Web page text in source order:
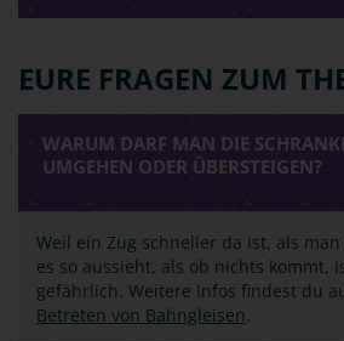
EURE FRAGEN ZUM
WARUM DARF MAN DIE
UMGEHEN ODER ÜBERSTEIGEN?
Weil ein Zug schneller da ist, als
es so aussieht, als ob nichts kommt,
gefährlich. Weitere Infos findest du
Betreten von Bahngleisen.